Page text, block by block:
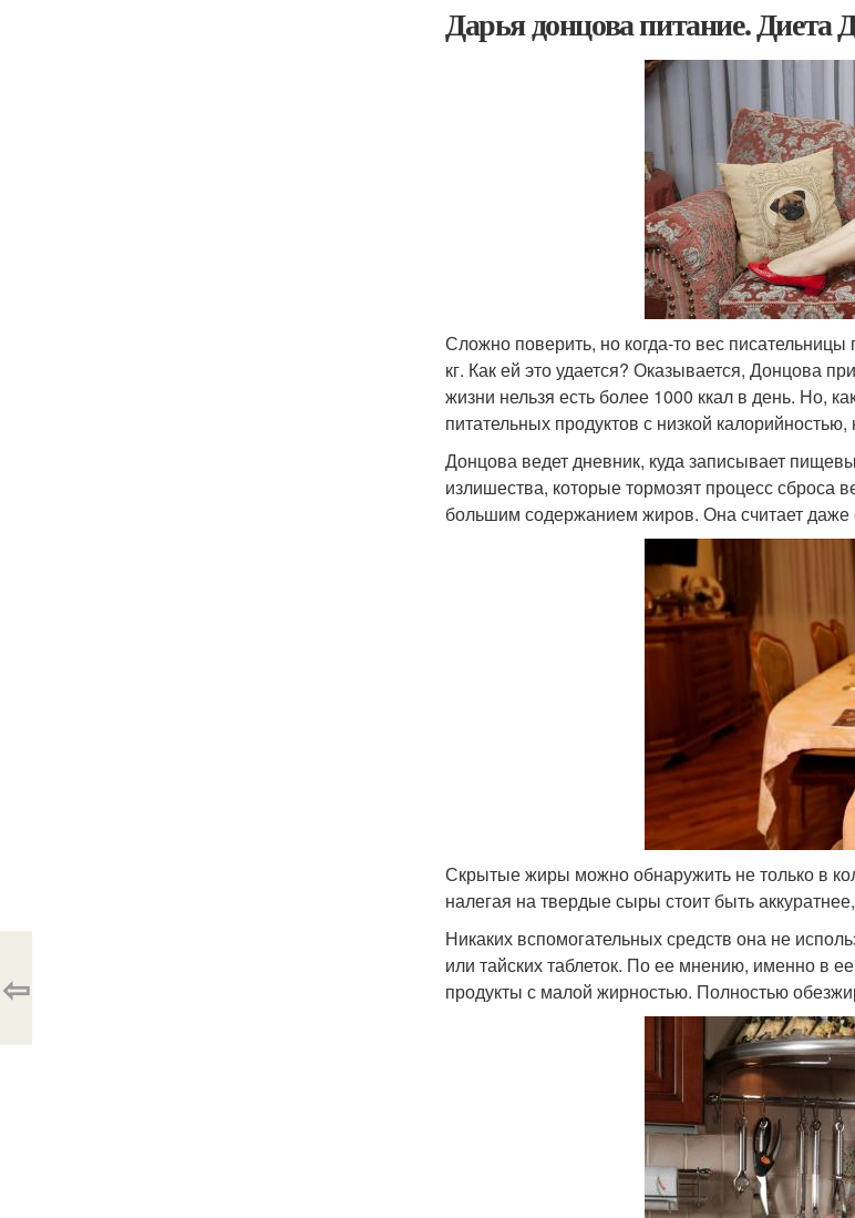
Дарья донцова питание. Диета
Сложно поверить, но когда-то вес
кг. Как ей это удается? Оказывается, Донцова
жизни нельзя есть более 1000 ккал в день. Но,
питательных продуктов с низкой
Донцова ведет дневник, куда записывает
излишества, которые тормозят процесс сброса
большим содержанием жиров. Она считает
Скрытые жиры можно обнаружить не только в
налегая на твердые сыры стоит быть
Никаких вспомогательных средств она не
или тайских таблеток. По ее мнению, именно в
продукты с малой жирностью. Полностью
⇦